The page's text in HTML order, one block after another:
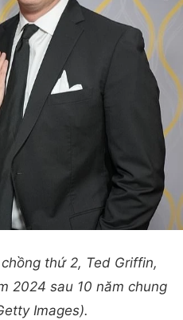
thứ 2, Ted Griffin,
2024 sau 10 năm chung
Images).